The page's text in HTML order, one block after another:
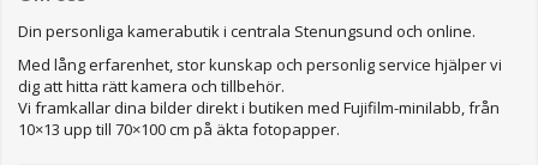
Din personliga kamerabutik i centrala Stenungsund och online.
Med lång erfarenhet, stor kunskap och personlig service hjälper vi
dig att hitta rätt kamera och tillbehör.
Vi framkallar dina bilder direkt i butiken med Fujifilm-minilabb, från
10×13 upp till 70×100 cm på äkta fotopapper.